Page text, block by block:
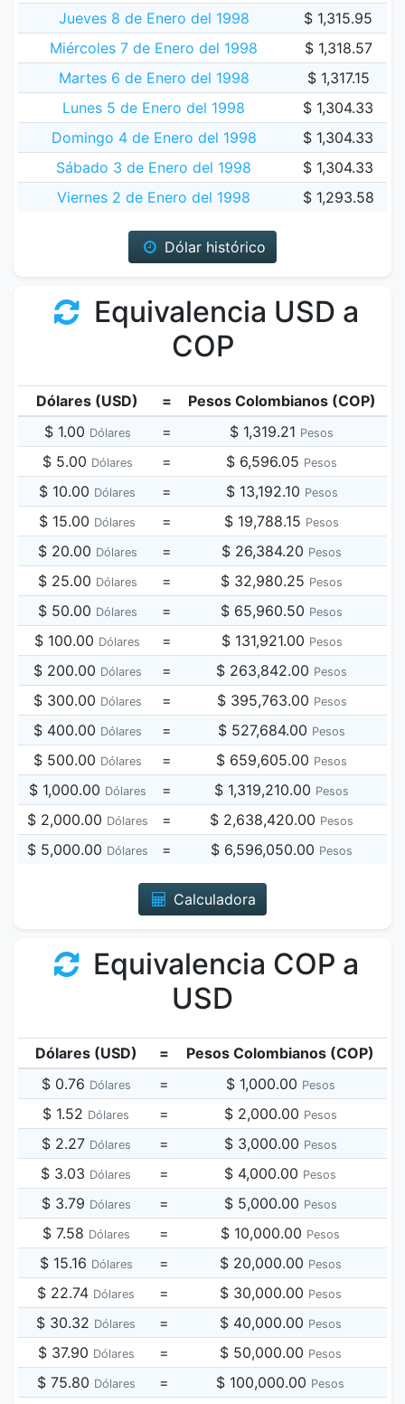
Jueves 8 de Enero del 1998
$ 1,315.95
Miércoles 7 de Enero del 1998
$ 1,318.57
Martes 6 de Enero del 1998
$ 1,317.15
Lunes 5 de Enero del 1998
$ 1,304.33
Domingo 4 de Enero del 1998
$ 1,304.33
Sábado 3 de Enero del 1998
$ 1,304.33
Viernes 2 de Enero del 1998
$ 1,293.58
Dólar histórico
Equivalencia USD a
COP
Dólares (USD) =
Pesos Colombianos (COP)
$ 1.00 Dólares = $ 1,319.21 Pesos
$ 5.00 Dólares = $ 6,596.05 Pesos
$ 10.00 Dólares = $ 13,192.10 Pesos
$ 15.00 Dólares = $ 19,788.15 Pesos
$ 20.00 Dólares = $ 26,384.20 Pesos
$ 25.00 Dólares = $ 32,980.25 Pesos
$ 50.00 Dólares = $ 65,960.50 Pesos
$ 100.00 Dólares = $ 131,921.00 Pesos
$ 200.00 Dólares = $ 263,842.00 Pesos
$ 300.00 Dólares = $ 395,763.00 Pesos
$ 400.00 Dólares = $ 527,684.00 Pesos
$ 500.00 Dólares = $ 659,605.00 Pesos
$ 1,000.00 Dólares = $ 1,319,210.00 Pesos
$ 2,000.00 Dólares = $ 2,638,420.00 Pesos
$ 5,000.00 Dólares = $ 6,596,050.00 Pesos
Calculadora
Equivalencia COP a
USD
Dólares (USD) =
Pesos Colombianos (COP)
$ 0.76 Dólares = $ 1,000.00 Pesos
$ 1.52 Dólares = $ 2,000.00 Pesos
$ 2.27 Dólares = $ 3,000.00 Pesos
$ 3.03 Dólares = $ 4,000.00 Pesos
$ 3.79 Dólares = $ 5,000.00 Pesos
$ 7.58 Dólares = $ 10,000.00 Pesos
$ 15.16 Dólares = $ 20,000.00 Pesos
$ 22.74 Dólares = $ 30,000.00 Pesos
$ 30.32 Dólares = $ 40,000.00 Pesos
$ 37.90 Dólares = $ 50,000.00 Pesos
$ 75.80 Dólares = $ 100,000.00 Pesos